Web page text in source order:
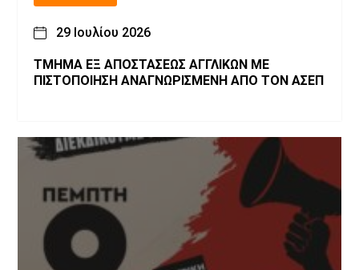
29 Ιουλίου 2026
ΤΜΗΜΑ ΕΞ ΑΠΟΣΤΑΣΕΩΣ ΑΓΓΛΙΚΩΝ ΜΕ
ΠΙΣΤΟΠΟΙΗΣΗ ΑΝΑΓΝΩΡΙΣΜΕΝΗ ΑΠΟ ΤΟΝ ΑΣΕΠ